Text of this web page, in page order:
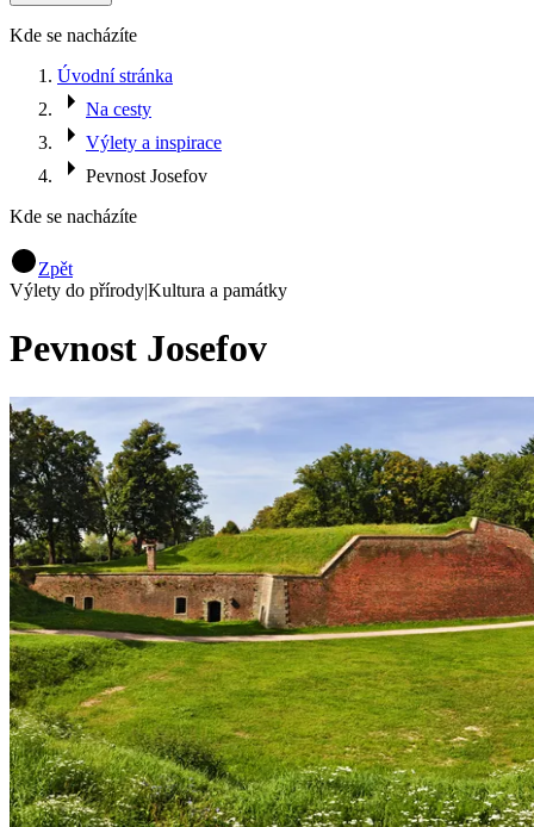
Kde se nacházíte
Úvodní stránka
Na cesty
Výlety a inspirace
Pevnost Josefov
Kde se nacházíte
Zpět
Výlety do přírody|Kultura a památky
Pevnost Josefov